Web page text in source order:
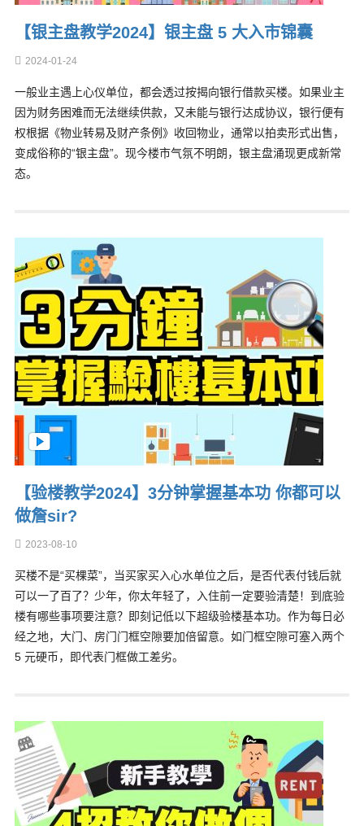
【银主盘教学2024】银主盘 5 大入市锦囊
2024-01-24
一般业主遇上心仪单位，都会透过按揭向银行借款买楼。如果业主
因为财务困难而无法继续供款，又未能与银行达成协议，银行便有
权根据《物业转易及财产条例》收回物业，通常以拍卖形式出售，
变成俗称的“银主盘”。现今楼市气氛不明朗，银主盘涌现更成新常
态。
【验楼教学2024】3分钟掌握基本功 你都可以
做詹sir?
2023-08-10
买楼不是“买棵菜”，当买家买入心水单位之后，是否代表付钱后就
可以一了百了？少年，你太年轻了，入住前一定要验清楚！到底验
楼有哪些事项要注意？即刻记低以下超级验楼基本功。作为每日必
经之地，大门、房门门框空隙要加倍留意。如门框空隙可塞入两个
5 元硬币，即代表门框做工差劣。